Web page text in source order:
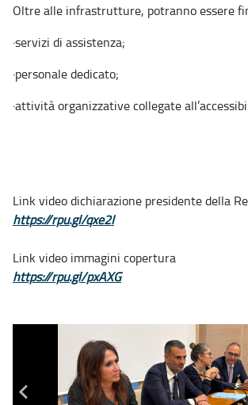
Oltre alle infrastrutture, potranno essere
·servizi di assistenza;
·personale dedicato;
·attività organizzative collegate
Link video dichiarazione presidente della
https://rpu.gl/qxe2I
Link video immagini copertura
https://rpu.gl/pxAXG